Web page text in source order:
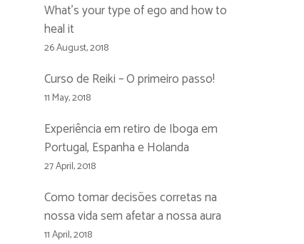
What’s your type of ego and how to
heal it
26 August, 2018
Curso de Reiki – O primeiro passo!
11 May, 2018
Experiência em retiro de Iboga em
Portugal, Espanha e Holanda
27 April, 2018
Como tomar decisões corretas na
nossa vida sem afetar a nossa aura
11 April, 2018